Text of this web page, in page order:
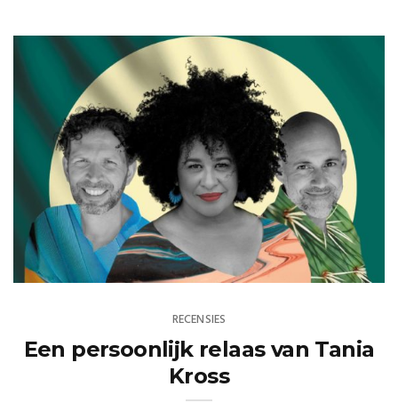
RECENSIES
Een persoonlijk relaas van Tania
Kross